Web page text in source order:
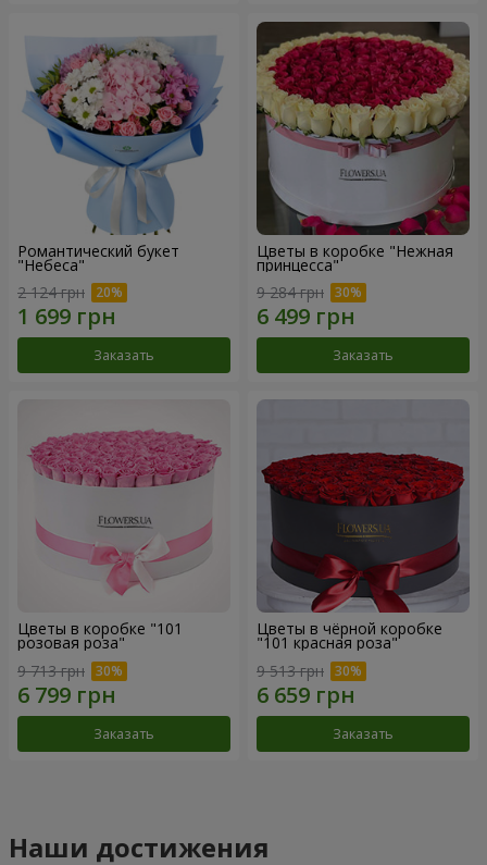
Романтический букет
"Небеса"
2 124 грн
Заказать
Цветы в коробке "Нежная
принцесса"
9 284 грн
Заказать
Цветы в коробке "101
розовая роза"
9 713 грн
Заказать
Цветы в чёрной коробке
"101 красная роза"
9 513 грн
Заказать
Наши достижения